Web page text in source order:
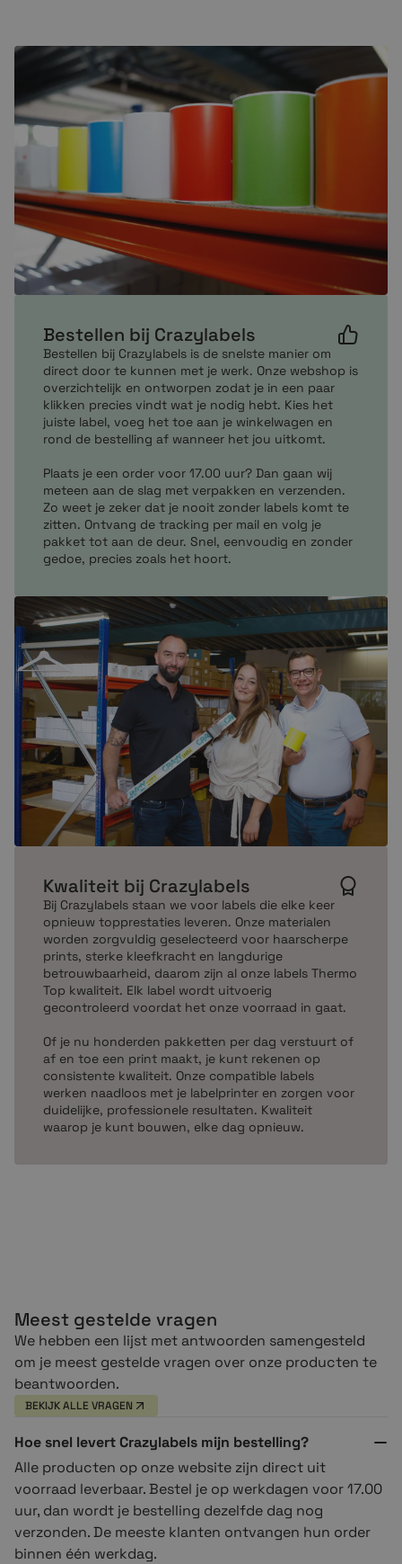
voor langdurig gebruik.
Belangrijkste kenmerken
Formaat: 54 x 25 mm
Compatibel met Dymo 11352 / S0722520
Thermisch printen
Geen inkt of toner nodig
Permanente kleefkracht
Hoge printkwaliteit
Toepassingen
Adreslabels
Kleurcodering
Productlabels
Barcode etiketten
Bestellen bij Crazylabels
Bestellen bij Crazylabels is de snelste manier om
direct door te kunnen met je werk. Onze webshop is
overzichtelijk en ontworpen zodat je in een paar
klikken precies vindt wat je nodig hebt. Kies het
juiste label, voeg het toe aan je winkelwagen en
rond de bestelling af wanneer het jou uitkomt.
Plaats je een order voor 17.00 uur? Dan gaan wij
meteen aan de slag met verpakken en verzenden.
Zo weet je zeker dat je nooit zonder labels komt te
zitten. Ontvang de tracking per mail en volg je
pakket tot aan de deur. Snel, eenvoudig en zonder
gedoe, precies zoals het hoort.
Kwaliteit bij Crazylabels
Bij Crazylabels staan we voor labels die elke keer
opnieuw topprestaties leveren. Onze materialen
worden zorgvuldig geselecteerd voor haarscherpe
prints, sterke kleefkracht en langdurige
betrouwbaarheid, daarom zijn al onze labels Thermo
Top kwaliteit. Elk label wordt uitvoerig
gecontroleerd voordat het onze voorraad in gaat.
Of je nu honderden pakketten per dag verstuurt of
af en toe een print maakt, je kunt rekenen op
consistente kwaliteit. Onze compatible labels
werken naadloos met je labelprinter en zorgen voor
duidelijke, professionele resultaten. Kwaliteit
waarop je kunt bouwen, elke dag opnieuw.
Meest gestelde vragen
We hebben een lijst met antwoorden samengesteld
om je meest gestelde vragen over onze producten te
beantwoorden.
BEKIJK ALLE VRAGEN
Hoe snel levert Crazylabels mijn bestelling?
Alle producten op onze website zijn direct uit
voorraad leverbaar. Bestel je op werkdagen voor 17.00
uur, dan wordt je bestelling dezelfde dag nog
verzonden. De meeste klanten ontvangen hun order
binnen één werkdag.